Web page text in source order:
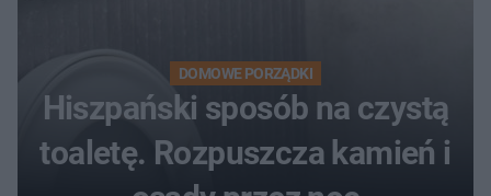
DOMOWE PORZĄDKI
Hiszpański sposób na czystą
toaletę. Rozpuszcza kamień i